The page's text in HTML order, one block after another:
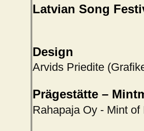
Latvian Song
Design
Arvids Priedite
Prägestätte –
Rahapaja Oy - Mint of